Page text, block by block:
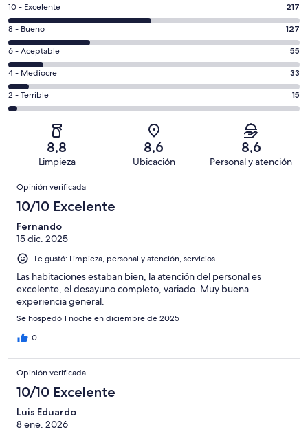
Evaluación:
10
-
Excelente.
217
de
447
opiniones
10 - Excelente 217
Evaluación:
8
-
Bueno.
127
de
opiniones
8 - Bueno 127
Evaluación:
6
-
Aceptable.
55
opiniones
6 - Aceptable 55
Evaluación:
4
-
4 - Mediocre 33
Evaluación:
2
Terrible.
447
opiniones
2 - Terrible 15
8,8
Limpieza
8,6
Ubicación
8,6
Personal y atención
Opiniones
Opinión verificada
10/10 Excelente
Fernando
15 dic. 2025
Le gustó: Limpieza, personal y atención, servicios
Las habitaciones estaban bien, la atención del personal es
excelente, el desayuno completo, variado. Muy buena
experiencia general.
Se hospedó 1 noche en diciembre de 2025
0
Opinión verificada
10/10 Excelente
Luis Eduardo
8 ene. 2026